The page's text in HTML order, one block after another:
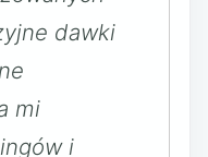
dawki
mi
i